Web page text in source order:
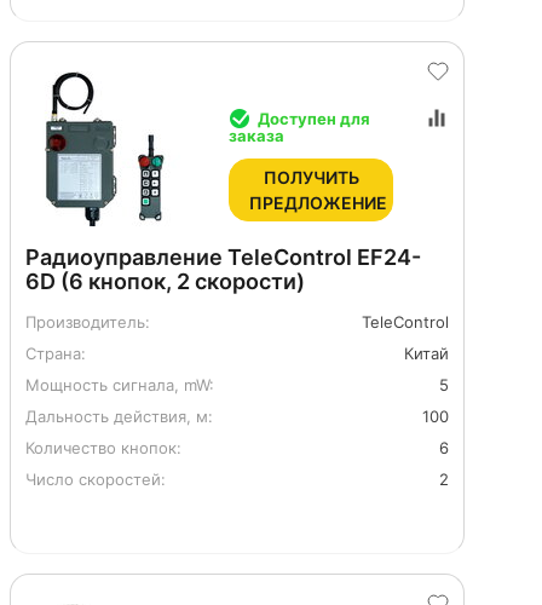
Радиоуправление TeleControl EF24-
6D (6 кнопок, 2 скорости)
Производитель:
TeleControl
Страна:
Китай
Мощность сигнала, mW:
5
Дальность действия, м:
100
Количество кнопок:
6
Число скоростей:
2
Доступен для
заказа
ПОЛУЧИТЬ
ПРЕДЛОЖЕНИЕ